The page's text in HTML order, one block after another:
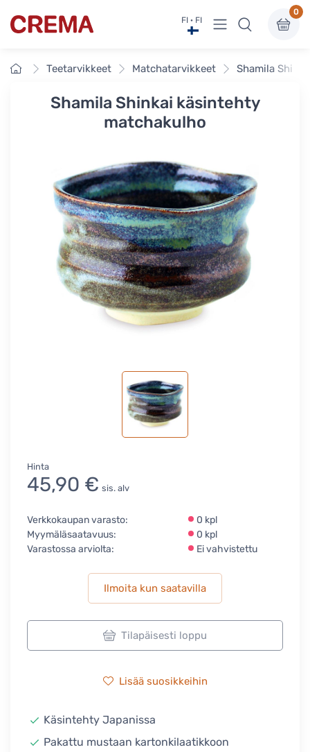
Crema FI · FI Näytä valikko
0
EtusivuTeetarvikkeet Matchatarvikkeet Shamila
Shamila Shinkai käsintehty
matchakulho
Hinta
45,90 € sis. alv
Verkkokaupan varasto:
0 kpl
Myymäläsaatavuus:
0 kpl
Varastossa arviolta:
Ei vahvistettu
Ilmoita kun saatavilla
Tilapäisesti loppu
Lisää suosikkeihin
Käsintehty Japanissa
Pakattu mustaan kartonkilaatikkoon